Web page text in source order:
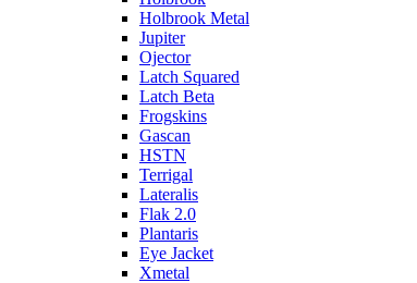
Holbrook Metal
Jupiter
Ojector
Latch Squared
Latch Beta
Frogskins
Gascan
HSTN
Terrigal
Lateralis
Flak 2.0
Plantaris
Eye Jacket
Xmetal